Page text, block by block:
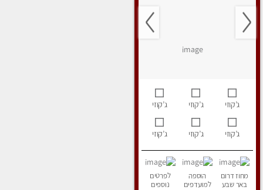
ג’קוזי ג’קוזי ג’קוזי
ג’קוזי ג’קוזי ג’קוזי
מחוז דרום
באר שבע
הוספה
למועדפים
לפרטים
נוספים